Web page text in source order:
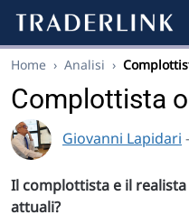
Home › Analisi ›
Complottista
Giovanni Lapidari
Il complottista e il
attuali?